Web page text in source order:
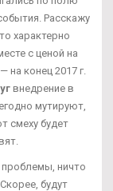
Расскажу
характерно
с ценой на
на конец 2017 г.
внедрение в
мутируют,
смеху будет
ничто
будут